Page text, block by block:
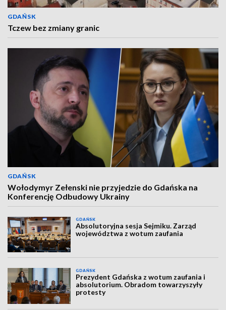
GDAŃSK
Tczew bez zmiany granic
GDAŃSK
Wołodymyr Zełenski nie przyjedzie do Gdańska na
Konferencję Odbudowy Ukrainy
GDAŃSK
Absolutoryjna sesja Sejmiku. Zarząd
województwa z wotum zaufania
GDAŃSK
Prezydent Gdańska z wotum zaufania i
absolutorium. Obradom towarzyszyły
protesty